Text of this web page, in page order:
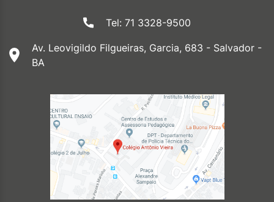
Tel: 71 3328-9500
Av. Leovigildo Filgueiras, Garcia, 683 - Salvador -
BA